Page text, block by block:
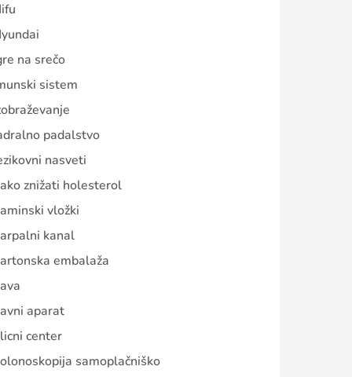
na srečo
sistem
padalstvo
nasveti
znižati holesterol
vložki
kanal
embalaža
aparat
center
samoplačniško